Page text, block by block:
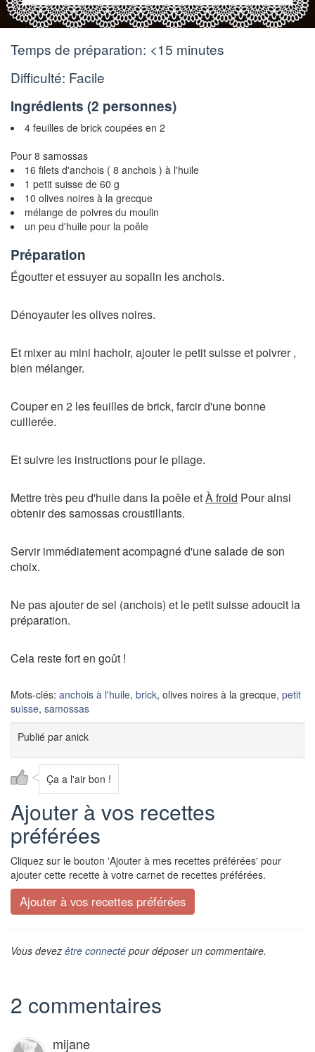
Temps de préparation: <15 minutes
Difficulté: Facile
Ingrédients (2 personnes)
4 feuilles de brick coupées en 2
Pour 8 samossas
16 filets d'anchois ( 8 anchois ) à l'huile
1 petit suisse de 60 g
10 olives noires à la grecque
mélange de poivres du moulin
un peu d'huile pour la poêle
Préparation
Égoutter et essuyer au sopalin les anchois.
Dénoyauter les olives noires.
Et mixer au mini hachoir, ajouter le petit suisse et poivrer ,
bien mélanger.
Couper en 2 les feuilles de brick, farcir d'une bonne
cuillerée.
Et suivre les instructions pour le pliage.
Mettre très peu d'huile dans la poêle etÀ froid Pour ainsi
obtenir des samossas croustillants.
Servir immédiatement acompagné d'une salade de son
choix.
Ne pas ajouter de sel (anchois) et le petit suisse adoucit la
préparation.
Cela reste fort en goût !
Mots-clés: anchois à l'huile, brick, olives noires à la grecque, petit
suisse, samossas
Publié par anick
Ça a l'air bon !
Ajouter à vos recettes
préférées
Cliquez sur le bouton 'Ajouter à mes recettes préférées' pour
ajouter cette recette à votre carnet de recettes préférées.
Vous devez être connecté pour déposer un commentaire.
2 commentaires
mijane